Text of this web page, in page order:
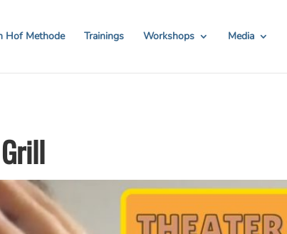
CODE: BREATH24
Hof Methode Trainings Workshops Media